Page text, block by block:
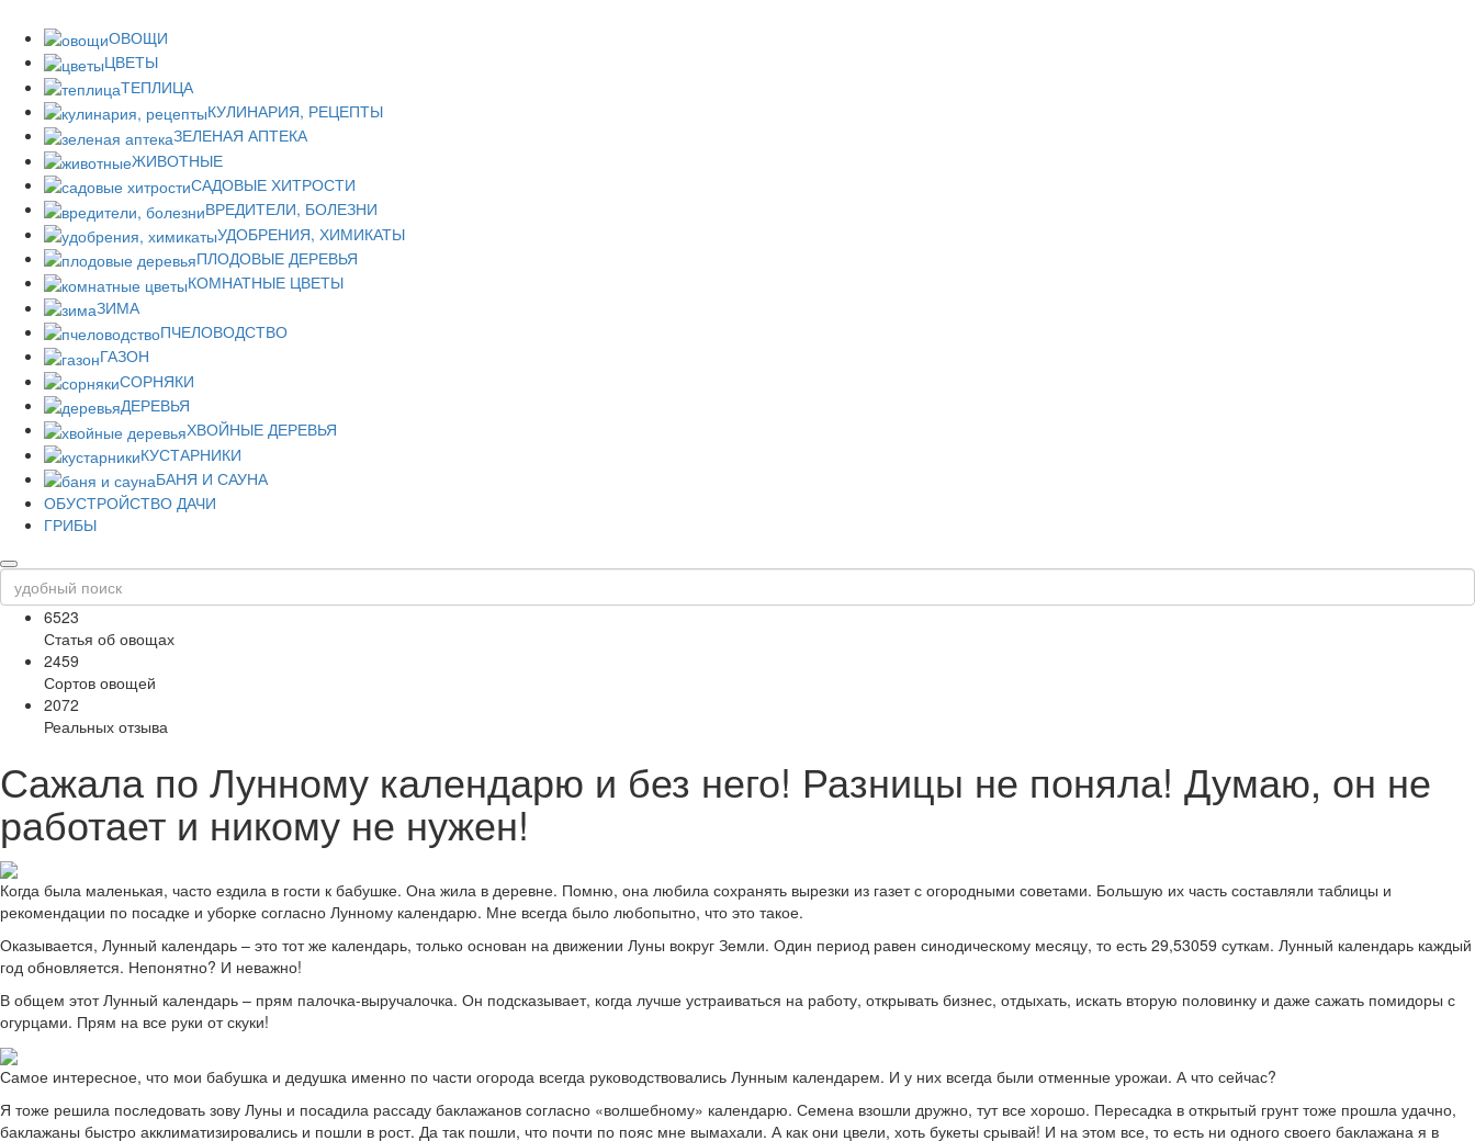
ОВОЩИ
ЦВЕТЫ
ТЕПЛИЦА
КУЛИНАРИЯ, РЕЦЕПТЫ
ЗЕЛЕНАЯ АПТЕКА
ЖИВОТНЫЕ
САДОВЫЕ ХИТРОСТИ
ВРЕДИТЕЛИ, БОЛЕЗНИ
УДОБРЕНИЯ, ХИМИКАТЫ
ПЛОДОВЫЕ ДЕРЕВЬЯ
КОМНАТНЫЕ ЦВЕТЫ
ЗИМА
ПЧЕЛОВОДСТВО
ГАЗОН
СОРНЯКИ
ДЕРЕВЬЯ
ХВОЙНЫЕ ДЕРЕВЬЯ
КУСТАРНИКИ
БАНЯ И САУНА
ОБУСТРОЙСТВО ДАЧИ
ГРИБЫ
6523
Статья об овощах
2459
Сортов овощей
2072
Реальных отзыва
Сажала по Лунному календарю и без него! Разницы не поняла! Думаю, он не
работает и никому не нужен!
Когда была маленькая, часто ездила в гости к бабушке. Она жила в деревне. Помню, она любила сохранять вырезки из газет с огородными советами. Большую их часть составляли таблицы и
рекомендации по посадке и уборке согласно Лунному календарю. Мне всегда было любопытно, что это такое.
Оказывается, Лунный календарь – это тот же календарь, только основан на движении Луны вокруг Земли. Один период равен синодическому месяцу, то есть 29,53059 суткам. Лунный календарь каждый
год обновляется. Непонятно? И неважно!
В общем этот Лунный календарь – прям палочка-выручалочка. Он подсказывает, когда лучше устраиваться на работу, открывать бизнес, отдыхать, искать вторую половинку и даже сажать помидоры с
огурцами. Прям на все руки от скуки!
Самое интересное, что мои бабушка и дедушка именно по части огорода всегда руководствовались Лунным календарем. И у них всегда были отменные урожаи. А что сейчас?
Я тоже решила последовать зову Луны и посадила рассаду баклажанов согласно «волшебному» календарю. Семена взошли дружно, тут все хорошо. Пересадка в открытый грунт тоже прошла удачно,
баклажаны быстро акклиматизировались и пошли в рост. Да так пошли, что почти по пояс мне вымахали. А как они цвели, хоть букеты срывай! И на этом все, то есть ни одного своего баклажана я в